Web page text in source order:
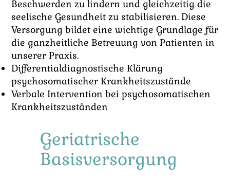
Beschwerden zu lindern und gleichzeitig die
seelische Gesundheit zu stabilisieren. Diese
Versorgung bildet eine wichtige Grundlage für
die ganzheitliche Betreuung von Patienten in
unserer Praxis.
Differentialdiagnostische Klärung
psychosomatischer Krankheitszustände
Verbale Intervention bei psychosomatischen
Krankheitszuständen
Geriatrische
Basisversorgung